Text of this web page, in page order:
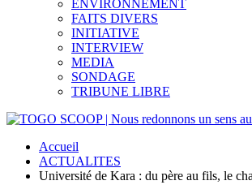
ENVIRONNEMENT
FAITS DIVERS
INITIATIVE
INTERVIEW
MEDIA
SONDAGE
TRIBUNE LIBRE
Accueil
ACTUALITES
Université de Kara : du père au fils, le